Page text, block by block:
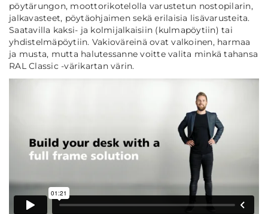
pöytärungon, moottorikotelolla varustetun nostopilarin,
jalkavasteet, pöytäohjaimen sekä erilaisia lisävarusteita.
Saatavilla kaksi- ja kolmijalkaisiin (kulmapöytiin) tai
yhdistelmäpöytiin. Vakioväreinä ovat valkoinen, harmaa
ja musta, mutta halutessanne voitte valita minkä tahansa
RAL Classic -värikartan värin.